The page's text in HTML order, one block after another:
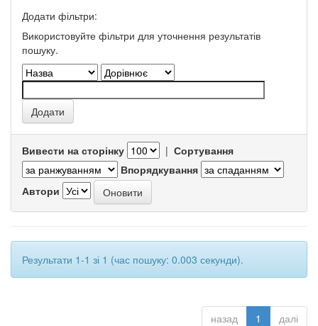
Додати фільтри:
Використовуйте фільтри для уточнення результатів
пошуку.
Вивести на сторінку | Сортування
Впорядкування
Автори
Результати 1-1 зі 1 (час пошуку: 0.003 секунди).
назад 1 далі